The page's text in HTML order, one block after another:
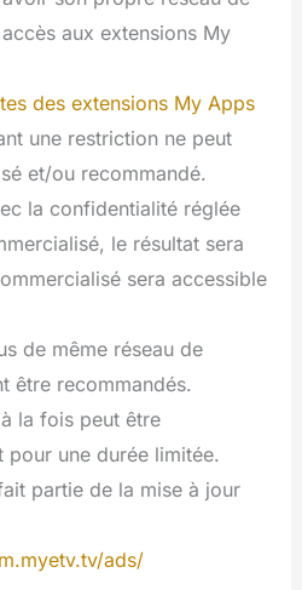
aux extensions My
des extensions My Apps
une restriction ne peut
et/ou recommandé.
la confidentialité réglée
le résultat sera
sera accessible
de même réseau de
être recommandés.
la fois peut être
pour une durée limitée.
partie de la mise à jour
ads/